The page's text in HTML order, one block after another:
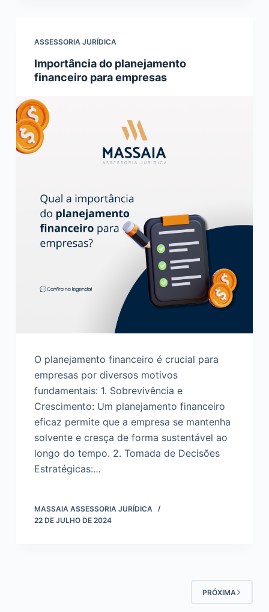
ASSESSORIA JURÍDICA
Importância do planejamento
financeiro para empresas
O planejamento financeiro é crucial para
empresas por diversos motivos
fundamentais: 1. Sobrevivência e
Crescimento: Um planejamento financeiro
eficaz permite que a empresa se mantenha
solvente e cresça de forma sustentável ao
longo do tempo. 2. Tomada de Decisões
Estratégicas:…
MASSAIA ASSESSORIA JURÍDICA
22 DE JULHO DE 2024
PRÓXIMA